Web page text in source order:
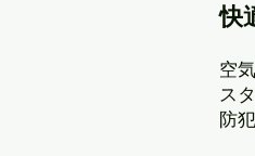
快
空
ス
防